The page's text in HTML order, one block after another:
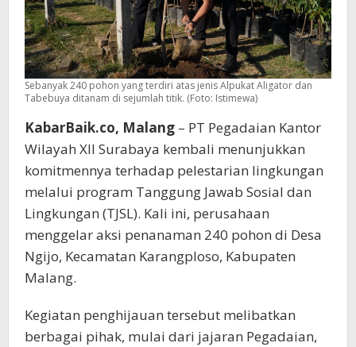
Sebanyak 240 pohon yang terdiri atas jenis Alpukat Aligator dan
Tabebuya ditanam di sejumlah titik. (Foto: Istimewa)
KabarBaik.co, Malang – PT Pegadaian Kantor
Wilayah XII Surabaya kembali menunjukkan
komitmennya terhadap pelestarian lingkungan
melalui program Tanggung Jawab Sosial dan
Lingkungan (TJSL). Kali ini, perusahaan
menggelar aksi penanaman 240 pohon di Desa
Ngijo, Kecamatan Karangploso, Kabupaten
Malang.
Kegiatan penghijauan tersebut melibatkan
berbagai pihak, mulai dari jajaran Pegadaian,